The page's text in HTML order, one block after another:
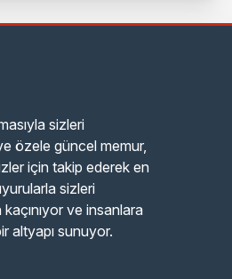
sizleri
özele güncel memur,
için takip ederek en
sizleri
ve insanlara
altyapı sunuyor.